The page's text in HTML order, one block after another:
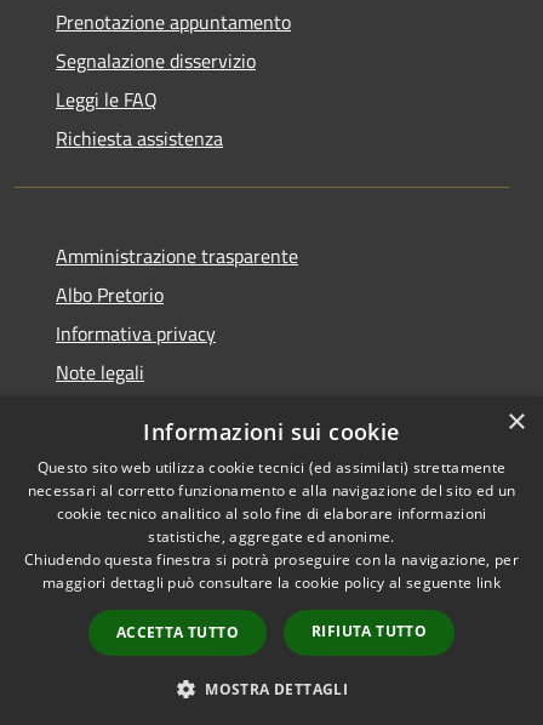
Prenotazione appuntamento
Segnalazione disservizio
Leggi le FAQ
Richiesta assistenza
Amministrazione trasparente
Albo Pretorio
Informativa privacy
Note legali
Whisteblowing
RSS
Accessibilità
Copyright © 2026 • Comune di
Municipium•
Accesso
redazione
×
Informazioni sui cookie
Questo sito web utilizza cookie tecnici (ed assimilati) strettamente
necessari al corretto funzionamento e alla navigazione del sito ed un
cookie tecnico analitico al solo fine di elaborare informazioni
statistiche, aggregate ed anonime.
Chiudendo questa finestra si potrà proseguire con la navigazione, per
maggiori dettagli può consultare la cookie policy al seguente link
ACCETTA TUTTO RIFIUTA TUTTO
MOSTRA DETTAGLI